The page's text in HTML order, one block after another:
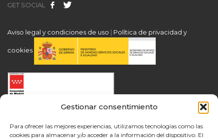
Gestionar consentimiento
Para ofrecer las mejores experiencias, utilizamos tecnologías como las
cookies para almacenar y/o acceder a la información del dispositivo. El
GET SOCIAL
Aviso legal y condiciones de uso | Política de privacidad y
cookies